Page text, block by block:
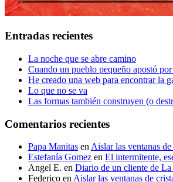
Entradas recientes
La noche que se abre camino
Cuando un pueblo pequeño apostó
He creado una web para encontrar la
Lo que no se va
Las formas también construyen (o
Comentarios recientes
Papa Manitas en Aislar las ventanas
Estefanía Gomez en El intermitente,
Angel E. en Diario de un cliente de
Federico en Aislar las ventanas de